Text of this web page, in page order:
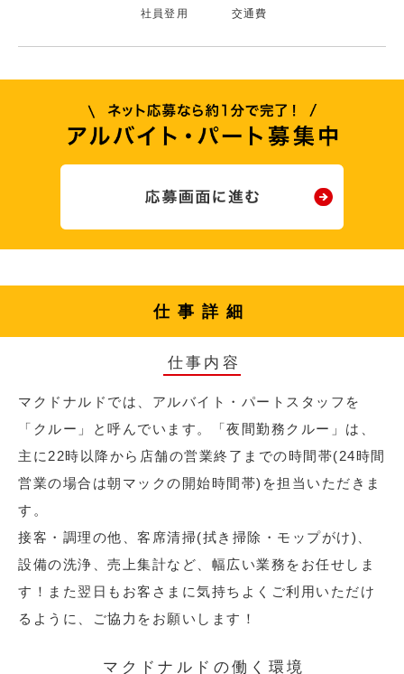
社員登用 交通費
仕事詳細
仕事内容
マクドナルドでは、アルバイト・パートスタッフを
「クルー」と呼んでいます。「夜間勤務クルー」は、
主に22時以降から店舗の営業終了までの時間帯(24時間
営業の場合は朝マックの開始時間帯)を担当いただきま
す。
接客・調理の他、客席清掃(拭き掃除・モップがけ)、
設備の洗浄、売上集計など、幅広い業務をお任せしま
す！また翌日もお客さまに気持ちよくご利用いただけ
るように、ご協力をお願いします！
マクドナルドの働く環境